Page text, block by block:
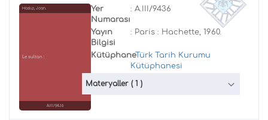
Haslip, Joan.
Le sultan :
A.III/9436
Yer
Numarası
: A.III/9436
Yayın
Bilgisi
: Paris : Hachette, 1960.
Kütüphane
:Türk Tarih Kurumu
Kütüphanesi
Materyaller ( 1 )